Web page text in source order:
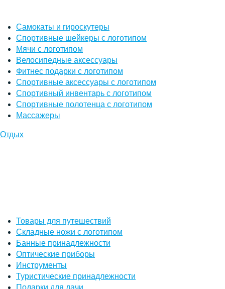
Самокаты и гироскутеры
Спортивные шейкеры с логотипом
Мячи с логотипом
Велосипедные аксессуары
Фитнес подарки с логотипом
Спортивные аксессуары с логотипом
Спортивный инвентарь с логотипом
Спортивные полотенца с логотипом
Массажеры
Отдых
Товары для путешествий
Складные ножи с логотипом
Банные принадлежности
Оптические приборы
Инструменты
Туристические принадлежности
Подарки для дачи